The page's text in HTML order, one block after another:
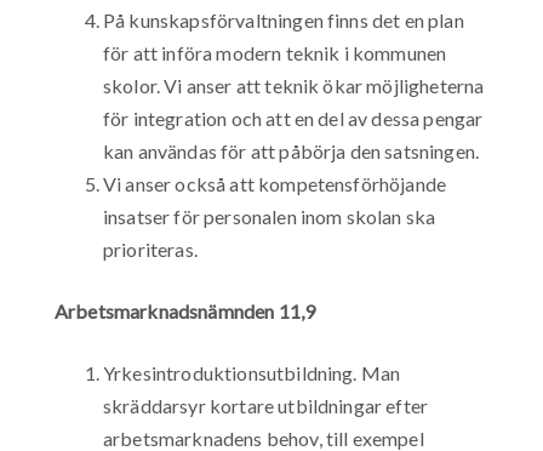
På kunskapsförvaltningen finns det en plan
för att införa modern teknik i kommunen
skolor. Vi anser att teknik ökar möjligheterna
för integration och att en del av dessa pengar
kan användas för att påbörja den satsningen.
Vi anser också att kompetensförhöjande
insatser för personalen inom skolan ska
prioriteras.
Arbetsmarknadsnämnden 11,9
Yrkesintroduktionsutbildning. Man
skräddarsyr kortare utbildningar efter
arbetsmarknadens behov, till exempel